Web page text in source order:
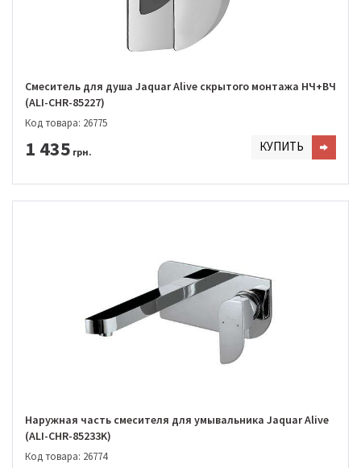
Смеситель для душа Jaquar Alive скрытого монтажа НЧ+ВЧ
(ALI-CHR-85227)
Код товара: 26775
1 435 грн. КУПИТЬ
Наружная часть смесителя для умывальника Jaquar Alive
(ALI-CHR-85233K)
Код товара: 26774